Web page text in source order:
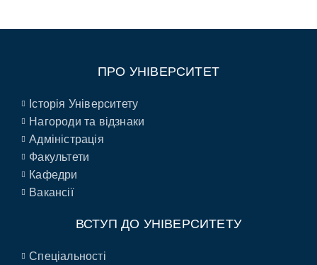
ПРО УНІВЕРСИТЕТ
Історія Університету
Нагороди та відзнаки
Адміністрація
Факультети
Кафедри
Вакансії
ВСТУП ДО УНІВЕРСИТЕТУ
Спеціальності